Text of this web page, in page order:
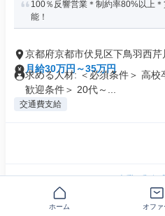
100％反響営業＊制約率80%以上
能！
京都府京都市伏見区下鳥羽西芹
月給30万円～35万円
求める人材: ＜必須条件＞ 高校
歓迎条件＞ 20代～...
交通費支給
この企業の類似
ホーム オファ